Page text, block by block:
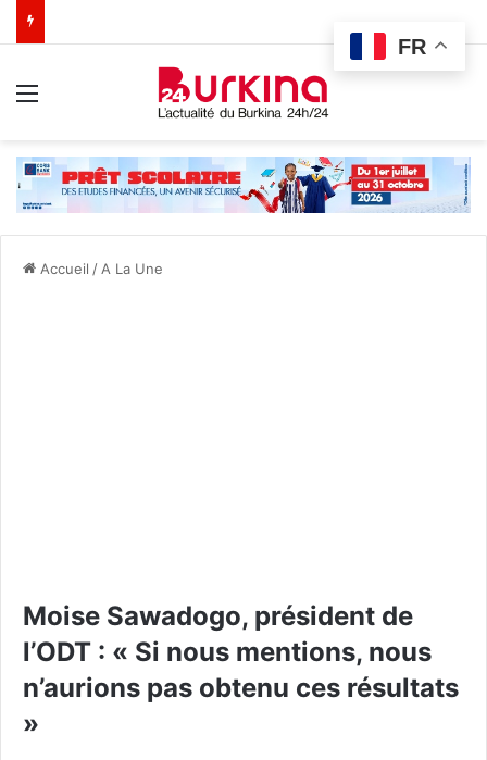
Accueil / A La Une
Moise Sawadogo, président de
l’ODT : « Si nous mentions, nous
n’aurions pas obtenu ces résultats
»
FR